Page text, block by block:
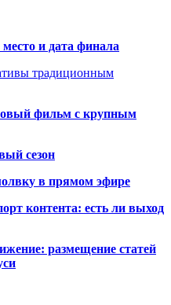
и дата финала
традиционным
фильм с крупным
сезон
у в прямом эфире
контента: есть ли выход
размещение статей